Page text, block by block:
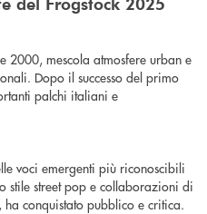
2000, mescola atmosfere urban e
Dopo il successo del primo
palchi italiani e
voci emergenti più riconoscibili
stile street pop e collaborazioni di
conquistato pubblico e critica.